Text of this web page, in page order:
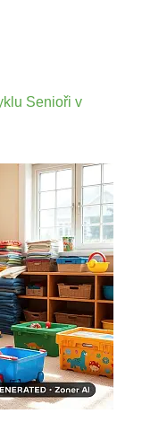
Senioři v